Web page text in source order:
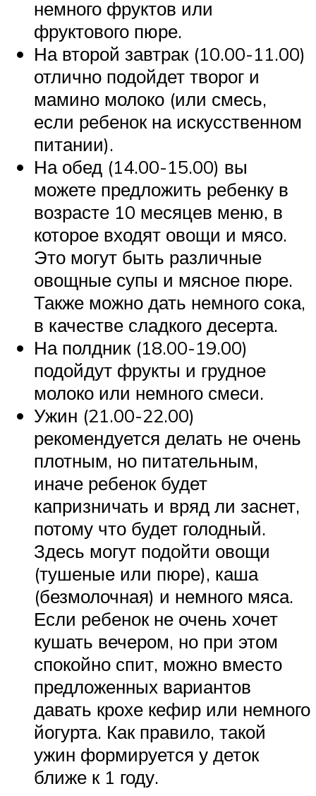
немного фруктов или
фруктового пюре.
На второй завтрак (10.00-11.00)
отлично подойдет творог и
мамино молоко (или смесь,
если ребенок на искусственном
питании).
На обед (14.00-15.00) вы
можете предложить ребенку в
возрасте 10 месяцев меню, в
которое входят овощи и мясо.
Это могут быть различные
овощные супы и мясное пюре.
Также можно дать немного сока,
в качестве сладкого десерта.
На полдник (18.00-19.00)
подойдут фрукты и грудное
молоко или немного смеси.
Ужин (21.00-22.00)
рекомендуется делать не очень
плотным, но питательным,
иначе ребенок будет
капризничать и вряд ли заснет,
потому что будет голодный.
Здесь могут подойти овощи
(тушеные или пюре), каша
(безмолочная) и немного мяса.
Если ребенок не очень хочет
кушать вечером, но при этом
спокойно спит, можно вместо
предложенных вариантов
давать крохе кефир или немного
йогурта. Как правило, такой
ужин формируется у деток
ближе к 1 году.